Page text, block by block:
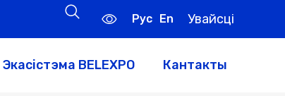
Рус En Увайсці
Экасістэма BELEXPO Кантакты